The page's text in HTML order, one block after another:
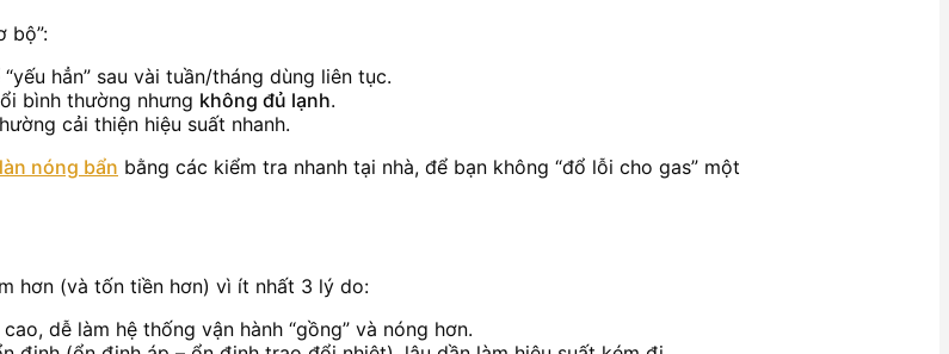
bộ”:
hẳn” sau vài tuần/tháng dùng liên tục.
bình thường nhưng không đủ lạnh.
cải thiện hiệu suất nhanh.
nóng bẩn bằng các kiểm tra nhanh tại nhà, để bạn không “đổ lỗi cho gas” một
hơn (và tốn tiền hơn) vì ít nhất 3 lý do:
dễ làm hệ thống vận hành “gồng” và nóng hơn.